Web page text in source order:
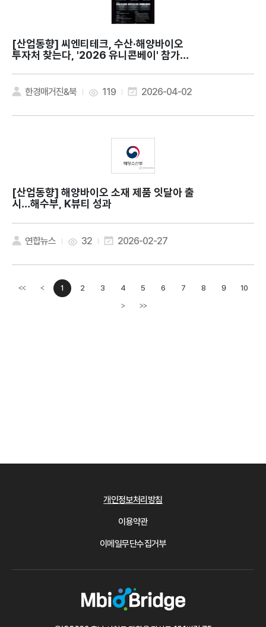
[산업동향]
투자처 찾는다, '2026 유니콘베이' 참가기
한경매거진&북 119 2026-04-02
[산업동향]
시…해수부, K뷰티 성과
연합뉴스 32 2026-02-27
<< <이전페이지
1 2 3 4 5 6 7 8 9 10
>다음페이지
>>
개인정보처리방침
이용약관
이메일무단수집거부